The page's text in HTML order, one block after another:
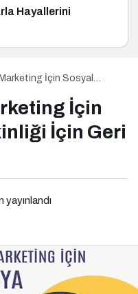
Hayallerini
İçin Sosyal
İçin
İçin Geri
yayınlandı